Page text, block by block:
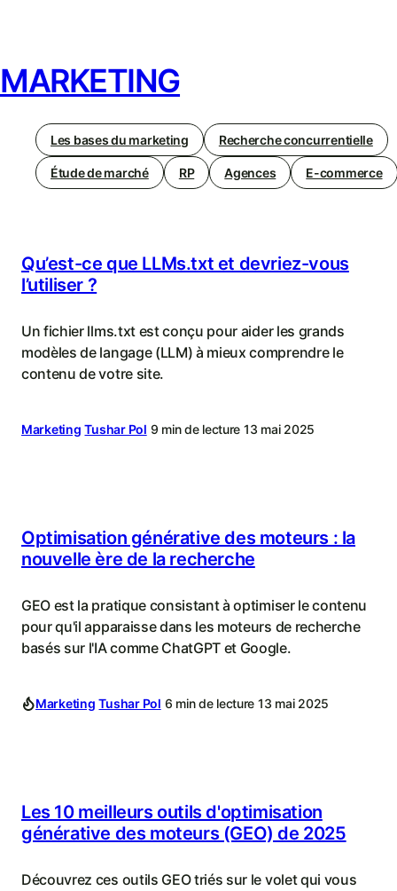
MARKETING
Les bases du marketing Recherche concurrentielle
Étude de marché RP Agences E-commerce
Qu’est-ce que LLMs.txt et devriez-vous
l’utiliser ?
Un fichier llms.txt est conçu pour aider les grands
modèles de langage (LLM) à mieux comprendre le
contenu de votre site.
Marketing Tushar Pol 9 min de lecture 13 mai 2025
Optimisation générative des moteurs : la
nouvelle ère de la recherche
GEO est la pratique consistant à optimiser le contenu
pour qu'il apparaisse dans les moteurs de recherche
basés sur l'IA comme ChatGPT et Google.
Marketing Tushar Pol 6 min de lecture 13 mai 2025
Les 10 meilleurs outils d'optimisation
générative des moteurs (GEO) de 2025
Découvrez ces outils GEO triés sur le volet qui vous